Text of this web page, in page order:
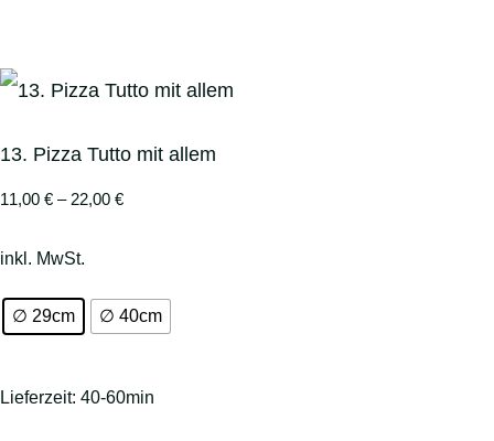
13. Pizza Tutto mit allem
11,00 € – 22,00 €
inkl. MwSt.
∅ 29cm ∅ 40cm
Lieferzeit: 40-60min